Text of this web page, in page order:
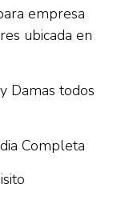
empresa
ubicada en
Damas todos
Completa